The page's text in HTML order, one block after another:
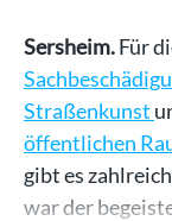
Sersheim.Für
Straßenkunst
öffentlichen
gibt es
war der